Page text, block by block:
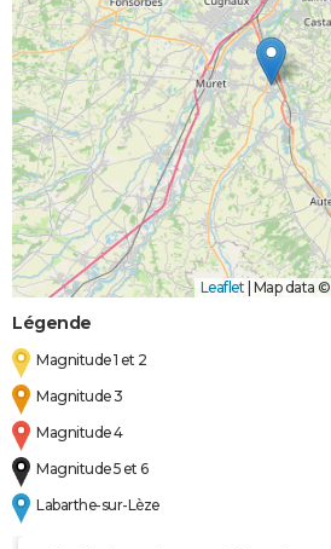
Leaflet Map data ©
Légende
Magnitude 1 et 2
Magnitude 3
Magnitude 4
Magnitude 5 et 6
Labarthe-sur-Lèze